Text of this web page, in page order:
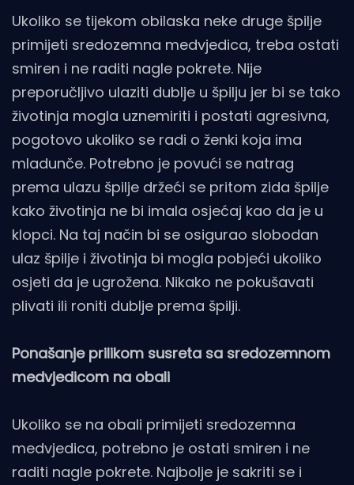
Ukoliko se tijekom obilaska neke druge špilje
primijeti sredozemna medvjedica, treba ostati
smiren i ne raditi nagle pokrete. Nije
preporučljivo ulaziti dublje u špilju jer bi se tako
životinja mogla uznemiriti i postati agresivna,
pogotovo ukoliko se radi o ženki koja ima
mladunče. Potrebno je povući se natrag
prema ulazu špilje držeći se pritom zida špilje
kako životinja ne bi imala osjećaj kao da je u
klopci. Na taj način bi se osigurao slobodan
ulaz špilje i životinja bi mogla pobjeći ukoliko
osjeti da je ugrožena. Nikako ne pokušavati
plivati ili roniti dublje prema špilji.
Ponašanje prilikom susreta sa sredozemnom
medvjedicom na obali
Ukoliko se na obali primijeti sredozemna
medvjedica, potrebno je ostati smiren i ne
raditi nagle pokrete. Najbolje je sakriti se i